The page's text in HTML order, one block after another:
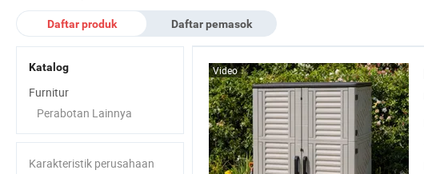
Daftar produk Daftar pemasok
Video
Katalog
Furnitur
Perabotan Lainnya
Karakteristik perusahaan